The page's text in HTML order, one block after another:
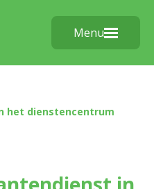
Menu
het dienstencentrum